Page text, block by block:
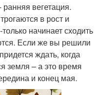
вегетация.
в рост и
начинает сходить
Если же вы решили
ждать, когда
земля – а это время
и конец мая.